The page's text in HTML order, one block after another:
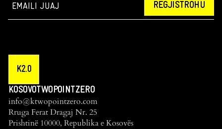
REGJISTROHU
K2.0
KOSOVOTWOPOINTZERO
info@ktwopointzero.com
Rruga Ferat Dragaj Nr. 25
Prishtinë 10000, Republika e Kosovës